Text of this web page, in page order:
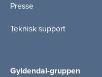
Presse
Teknisk support
Gyldendal-gruppen